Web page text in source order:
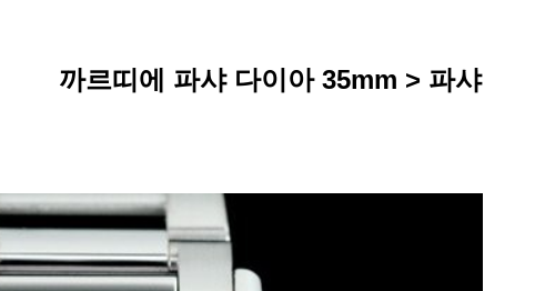
까르띠에 파샤 다이아 35mm > 파샤